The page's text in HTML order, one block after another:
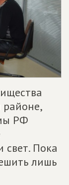
районе,
РФ
свет. Пока
лишь